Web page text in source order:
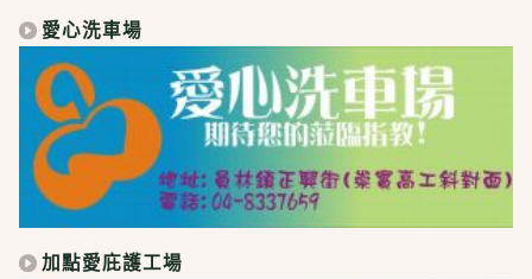
愛心洗車場
加點愛庇護工場